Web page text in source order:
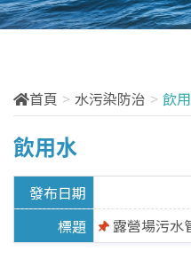
宣導說明會
訓練課程
花絮分享
水污染防治
水污染介紹
首頁 水污染防治 飲
飲用水
露營場污水